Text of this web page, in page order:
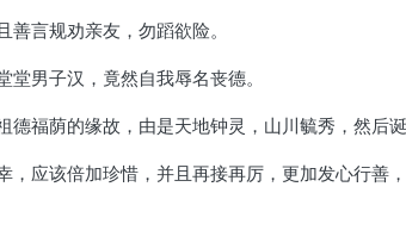
言规劝亲友，勿蹈欲险。
男子汉，竟然自我辱名丧德。
福荫的缘故，由是天地钟灵，山川毓秀，然后
应该倍加珍惜，并且再接再厉，更加发心行善